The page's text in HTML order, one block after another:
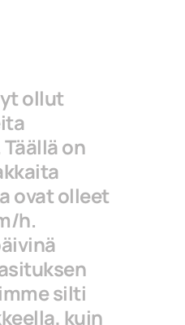
ollut
on
ovat olleet
h.
silti
kuin